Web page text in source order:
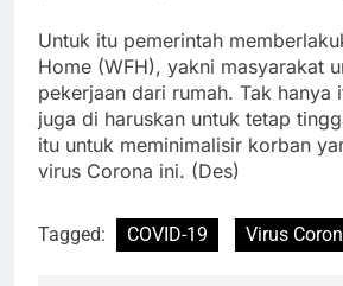
Untuk itu pemerintah
Home (WFH), yakni masyarakat
pekerjaan dari rumah. Tak hanya
juga di haruskan untuk tetap
itu untuk meminimalisir korban
virus Corona ini. (Des)
Tagged: COVID-19 Virus